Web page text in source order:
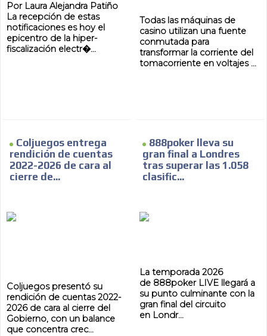
Por Laura Alejandra Patiño
La recepción de estas
notificaciones es hoy el
epicentro de la hiper-
fiscalización electr�...
Todas las máquinas de
casino utilizan una fuente
conmutada para
transformar la corriente del
tomacorriente en voltajes ...
Coljuegos entrega
rendición de cuentas
2022-2026 de cara al
cierre de...
Coljuegos presentó su
rendición de cuentas 2022-
2026 de cara al cierre del
Gobierno, con un balance
que concentra crec...
888poker lleva su
gran final a Londres
tras superar las 1.058
clasific...
La temporada 2026
de 888poker LIVE llegará a
su punto culminante con la
gran final del circuito
en Londr...